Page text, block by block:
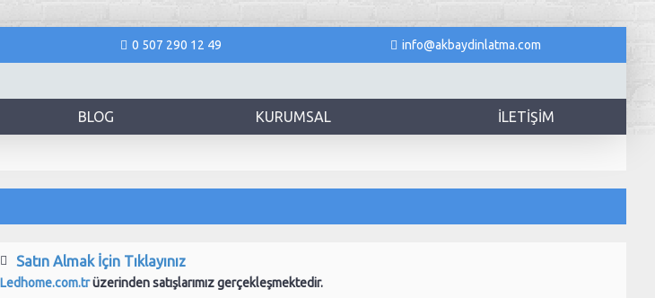
0 507 290 12 49 info@akbaydinlatma.com
BLOG KURUMSAL İLETIŞIM
Satın Almak İçin Tıklayınız
Ledhome.com.trüzerinden satışlarımız gerçekleşmektedir.